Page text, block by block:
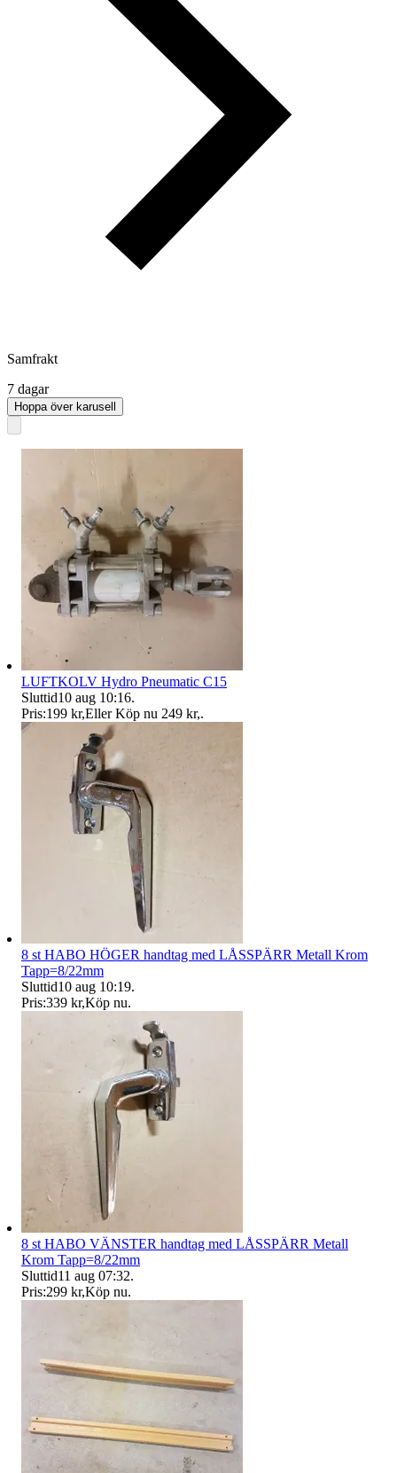
Samfrakt
7 dagar
Hoppa över karusell
LUFTKOLV Hydro Pneumatic C15
Sluttid10 aug 10:16.
Pris:199 kr,Eller Köp nu 249 kr,.
8 st HABO HÖGER handtag med LÅSSPÄRR Metall Krom
Tapp=8/22mm
Sluttid10 aug 10:19.
Pris:339 kr,Köp nu.
8 st HABO VÄNSTER handtag med LÅSSPÄRR Metall
Krom Tapp=8/22mm
Sluttid11 aug 07:32.
Pris:299 kr,Köp nu.